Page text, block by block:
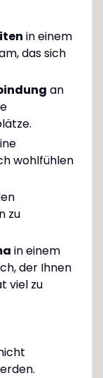
in einem
das sich
an
wohlfühlen
zu
in einem
der Ihnen
viel zu